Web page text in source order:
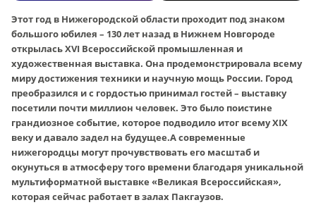
Этот год в Нижегородской области проходит под знаком
большого юбилея – 130 лет назад в Нижнем Новгороде
открылась XVI Всероссийской промышленная и
художественная выставка. Она продемонстрировала всему
миру достижения техники и научную мощь России. Город
преобразился и с гордостью принимал гостей – выставку
посетили почти миллион человек. Это было поистине
грандиозное событие, которое подводило итог всему XIX
веку и давало задел на будущее.А современные
нижегородцы могут прочувствовать его масштаб и
окунуться в атмосферу того времени благодаря уникальной
мультиформатной выставке «Великая Всероссийская»,
которая сейчас работает в залах Пакгаузов.